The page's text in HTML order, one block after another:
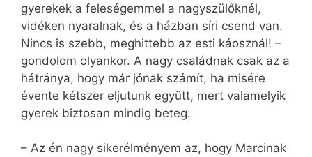
gyerekek a feleségemmel a nagyszülőknél,
vidéken nyaralnak, és a házban síri csend van.
Nincs is szebb, meghittebb az esti káosznál! –
gondolom olyankor. A nagy családnak csak az a
hátránya, hogy már jónak számít, ha misére
évente kétszer eljutunk együtt, mert valamelyik
gyerek biztosan mindig beteg.
– Az én nagy sikerélményem az, hogy Marcinak